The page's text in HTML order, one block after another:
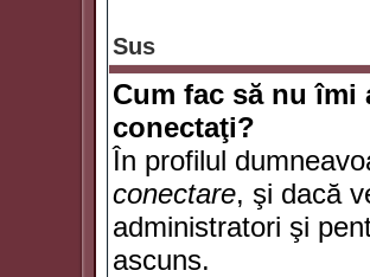
Sus
Cum fac să nu
conectaţi?
În profilul
conectare, şi dacă
administratori şi
ascuns.